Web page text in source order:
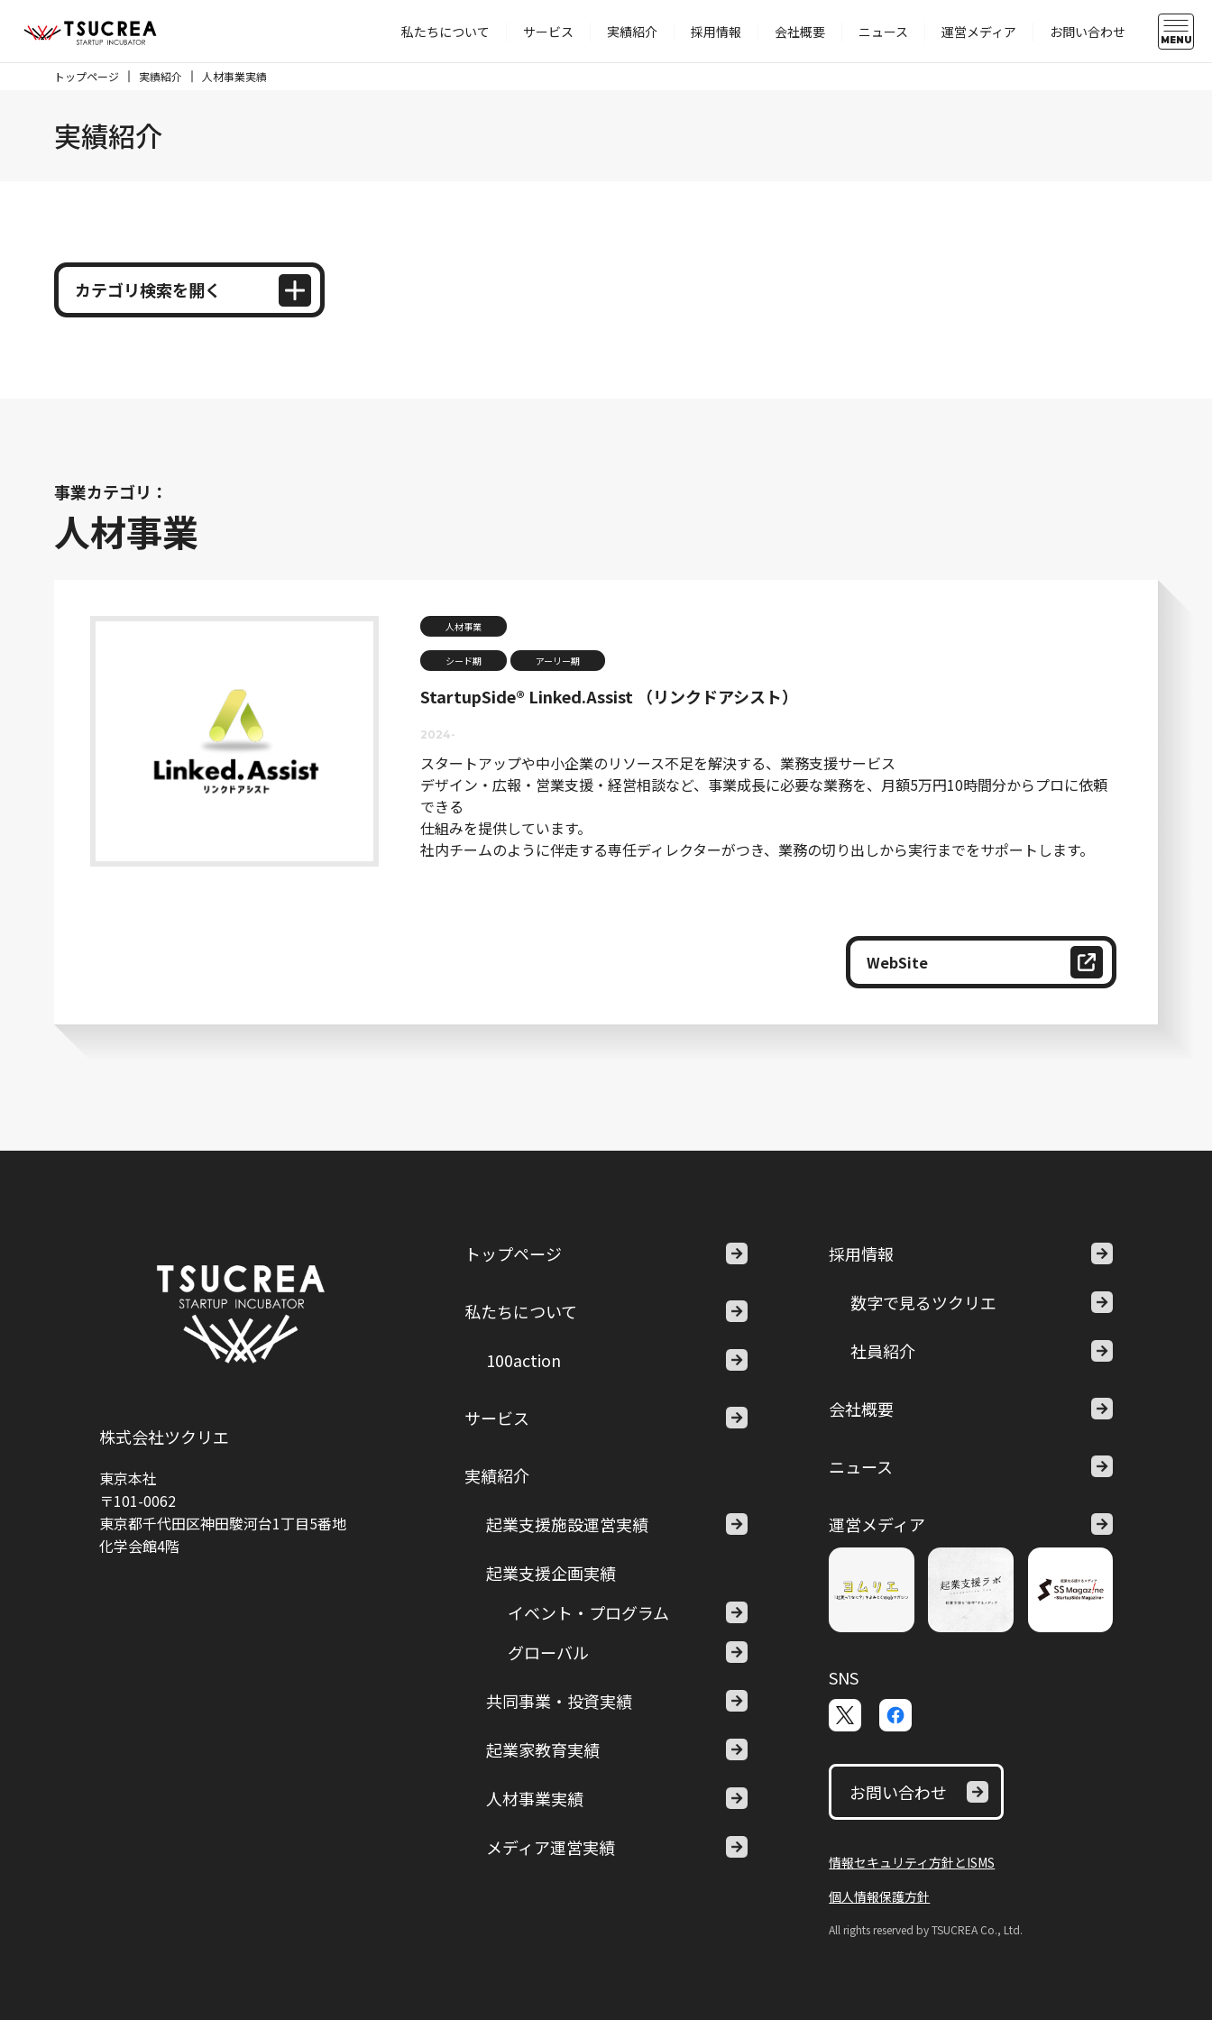
私たちについて サービス 実績紹介 採用情報 会社概要 ニュース 運営メディア お問い合わせ MENU
トップページ 実績紹介 人材事業実績
実績紹介
カテゴリ検索を開く
事業カテゴリ：
人材事業
人材事業
シード期 アーリー期
StartupSide®︎ Linked.Assist （リンクドアシスト）
2024-
スタートアップや中小企業のリソース不足を解決する、業務支援サービス
デザイン・広報・営業支援・経営相談など、事業成長に必要な業務を、月額5万円10時間分からプロに依頼
できる
仕組みを提供しています。
社内チームのように伴走する専任ディレクターがつき、業務の切り出しから実行までをサポートします。
WebSite
株式会社ツクリエ
東京本社
〒101-0062
東京都千代田区神田駿河台1丁目5番地
化学会館4階
トップページ
私たちについて
100action
サービス
実績紹介
起業支援施設運営実績
起業支援企画実績
イベント・プログラム
グローバル
共同事業・投資実績
起業家教育実績
人材事業実績
メディア運営実績
採用情報
数字で見るツクリエ
社員紹介
会社概要
ニュース
運営メディア
SNS
お問い合わせ
情報セキュリティ方針とISMS
個人情報保護方針
All rights reserved by TSUCREA Co., Ltd.